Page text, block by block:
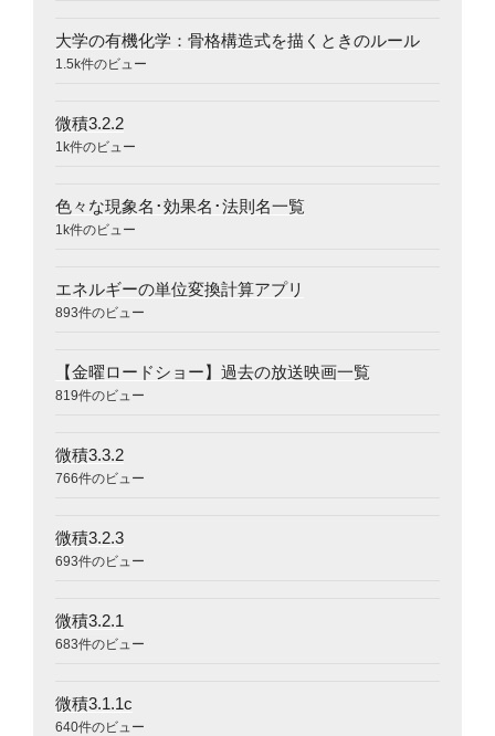
大学の有機化学：骨格構造式を描くときのルール
1.5k件のビュー
微積3.2.2
1k件のビュー
色々な現象名･効果名･法則名一覧
1k件のビュー
エネルギーの単位変換計算アプリ
893件のビュー
【金曜ロードショー】過去の放送映画一覧
819件のビュー
微積3.3.2
766件のビュー
微積3.2.3
693件のビュー
微積3.2.1
683件のビュー
微積3.1.1c
640件のビュー